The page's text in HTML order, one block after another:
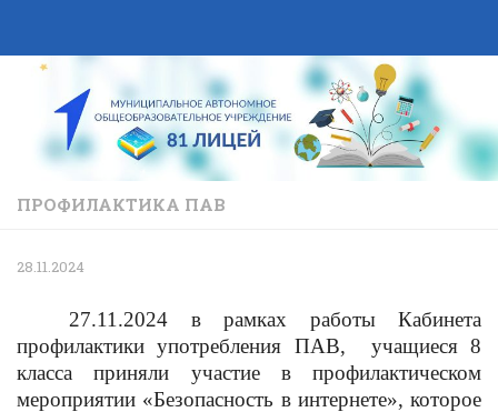
ПРОФИЛАКТИКА ПАВ
28.11.2024
27.11.2024 в рамках работы Кабинета
профилактики употребления ПАВ, учащиеся 8
класса приняли участие в профилактическом
мероприятии «Безопасность в интернете», которое